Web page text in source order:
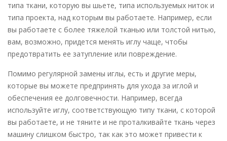
типа ткани, которую вы шьете, типа используемых ниток и
типа проекта, над которым вы работаете. Например, если
вы работаете с более тяжелой тканью или толстой нитью,
вам, возможно, придется менять иглу чаще, чтобы
предотвратить ее затупление или повреждение.
Помимо регулярной замены иглы, есть и другие меры,
которые вы можете предпринять для ухода за иглой и
обеспечения ее долговечности. Например, всегда
используйте иглу, соответствующую типу ткани, с которой
вы работаете, и не тяните и не проталкивайте ткань через
машину слишком быстро, так как это может привести к